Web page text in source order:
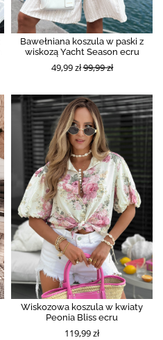
Bawełniana koszula w paski z
wiskozą Yacht Season ecru
49,99 zł99,99 zł
Wiskozowa koszula w kwiaty
Peonia Bliss ecru
119,99 zł